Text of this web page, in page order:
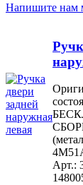
Напишите нам
Арт.: